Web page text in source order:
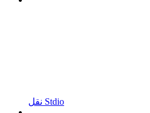
نقل Stdio